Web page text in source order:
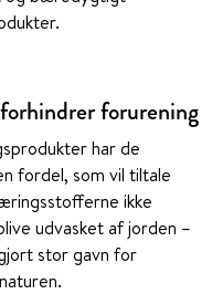
forurening
har de
fordel, som vil tiltale
ikke
udvasket af jorden –
stor gavn for